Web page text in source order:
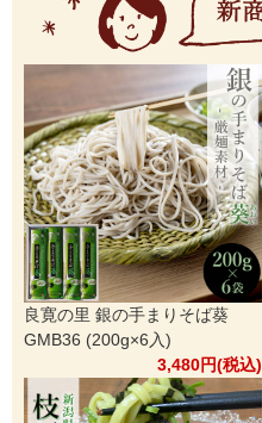
良寛の里 銀の手まりそば葵
GMB36 (200g×6入)
3,480円(税込)